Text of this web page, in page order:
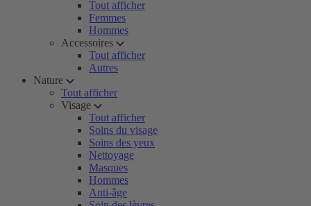
Tout afficher
Femmes
Hommes
Accessoires
Tout afficher
Autres
Nature
Tout afficher
Visage
Tout afficher
Soins du visage
Soins des yeux
Nettoyage
Masques
Hommes
Anti-âge